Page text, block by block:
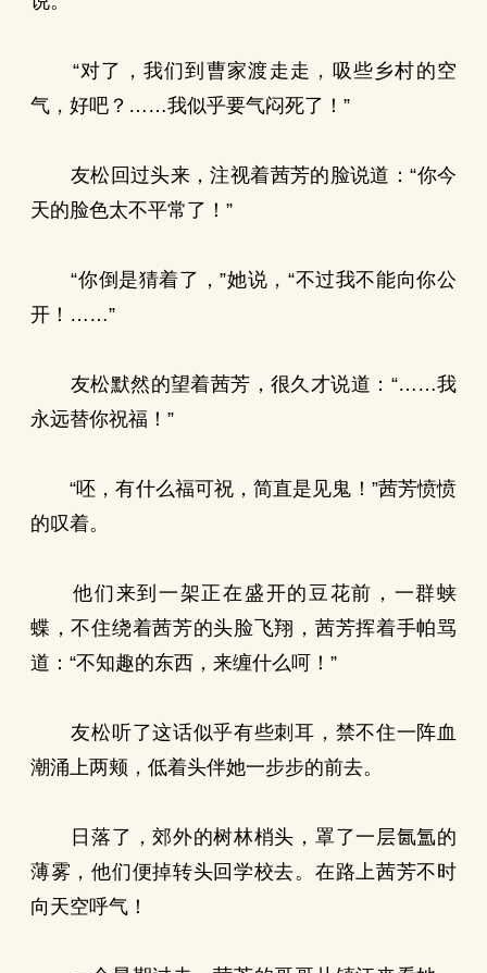
“对了，我们到曹家渡走走，吸些乡村的空
气，好吧？……我似乎要气闷死了！”
友松回过头来，注视着茜芳的脸说道：“你今
天的脸色太不平常了！”
“你倒是猜着了，”她说，“不过我不能向你公
开！……”
友松默然的望着茜芳，很久才说道：“……我
永远替你祝福！”
“呸，有什么福可祝，简直是见鬼！”茜芳愤愤
的叹着。
他们来到一架正在盛开的豆花前，一群蛱
蝶，不住绕着茜芳的头脸飞翔，茜芳挥着手帕骂
道：“不知趣的东西，来缠什么呵！”
友松听了这话似乎有些刺耳，禁不住一阵血
潮涌上两颊，低着头伴她一步步的前去。
日落了，郊外的树林梢头，罩了一层氤氲的
薄雾，他们便掉转头回学校去。在路上茜芳不时
向天空呼气！